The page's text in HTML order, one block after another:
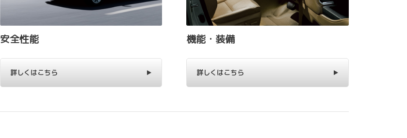
安全性能
詳しくはこちら
機能・装備
詳しくはこちら